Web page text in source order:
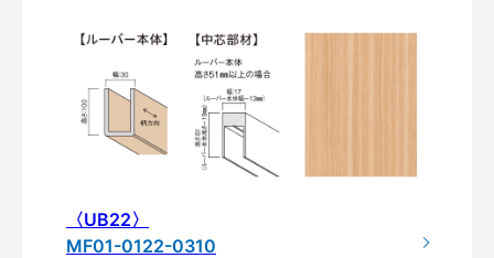
〈UB22〉
MF01-0122-0310